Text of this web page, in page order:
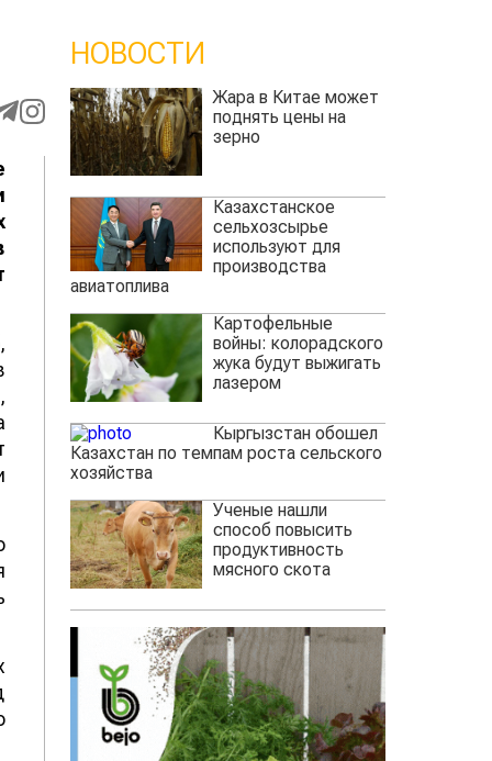
НОВОСТИ
Жара в Китае может
поднять цены на
зерно
Казахстанское
сельхозсырье
используют для
производства
авиатоплива
Картофельные
войны: колорадского
жука будут выжигать
лазером
Кыргызстан обошел
Казахстан по темпам роста сельского
хозяйства
Ученые нашли
способ повысить
продуктивность
мясного скота